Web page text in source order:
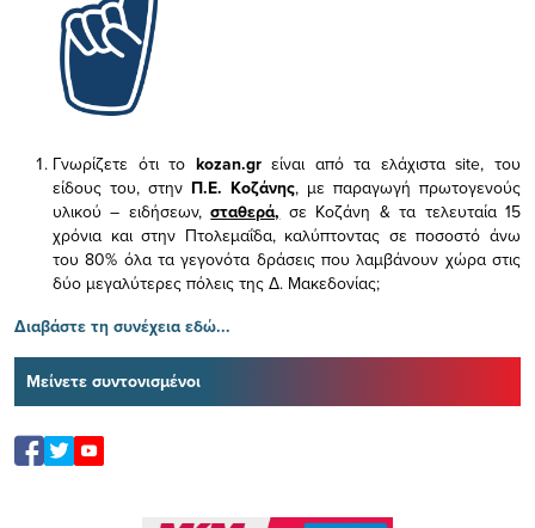
Γνωρίζετε ότι το kozan.gr είναι από τα ελάχισταsite, του
είδους του, στην Π.Ε. Κοζάνης, με παραγωγή πρωτογενούς
υλικού – ειδήσεων,σταθερά, σε Κοζάνη & τα τελευταία 15
χρόνια και στην Πτολεμαΐδα, καλύπτοντας σε ποσοστό άνω
του 80% όλα τα γεγονότα δράσεις που λαμβάνουν χώρα στις
δύο μεγαλύτερες πόλεις της Δ. Μακεδονίας;
Διαβάστε τη συνέχεια εδώ...
Μείνετε συντονισμένοι